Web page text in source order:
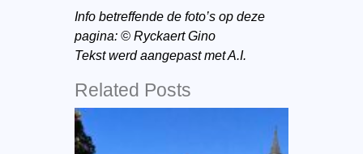
Info betreffende de foto’s op deze
pagina: © Ryckaert Gino
Tekst werd aangepast met A.I.
Related Posts